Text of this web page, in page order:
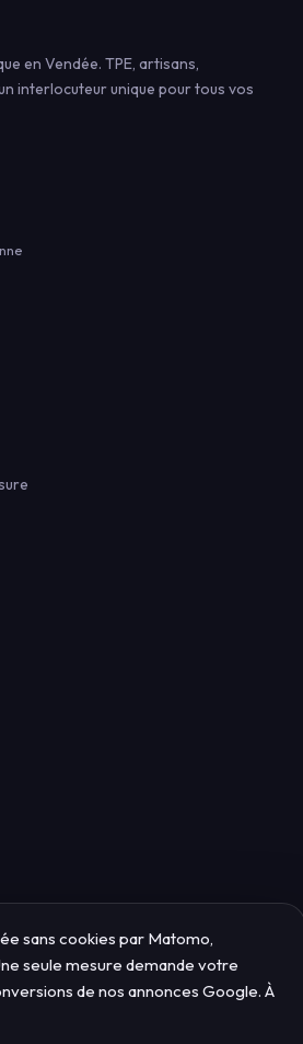
en Vendée. TPE, artisans,
interlocuteur unique pour tous vos
sans cookies par Matomo,
seule mesure demande votre
de nos annonces Google. À